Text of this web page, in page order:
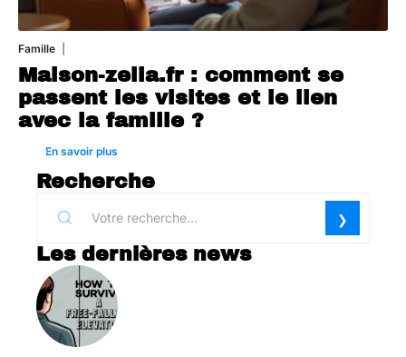
Famille
Maison-zelia.fr : comment se
passent les visites et le lien
avec la famille ?
En savoir plus
Recherche
Les dernières news